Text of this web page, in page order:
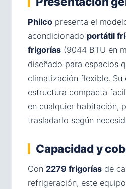
Philco presenta el
acondicionado portátil
frigorías (9044 BTU en
diseñado para espacios
climatización flexible. Su
estructura compacta
en cualquier habitación,
trasladarlo según
Capacidad y
Con 2279 frigorías de
refrigeración, este